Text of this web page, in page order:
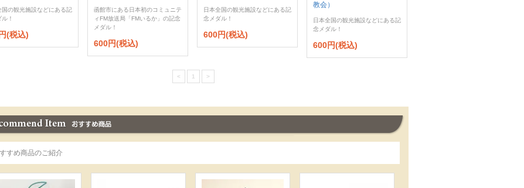
国の観光施設などにある記
！
(税込)
函館市にある日本初のコミュニテ
ィFM放送局「FMいるか」の記念
メダル！
600円(税込)
日本全国の観光施設などにある記
念メダル！
600円(税込)
教会）
日本全国の観光施設などにある記
念メダル！
600円(税込)
< 1 >
すめ商品のご紹介